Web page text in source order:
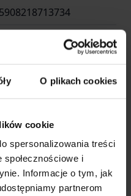
O plikach cookies
cookie
spersonalizowania treści
i
Informacje o tym, jak
partnerom
5908218713734
DIRECT ACTION
Entire M Wrocław -
Radomska 34